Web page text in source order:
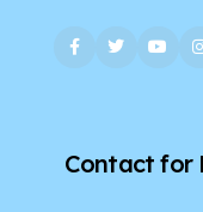
Contact for